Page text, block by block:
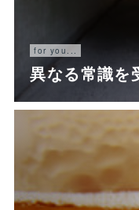
for you...
異なる常識を